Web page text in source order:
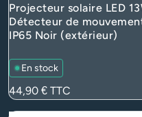
Projecteur solaire LED
Détecteur de
IP65 Noir (extérieur)
En stock
Prix
44,90 € TTC